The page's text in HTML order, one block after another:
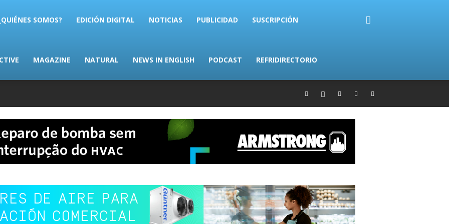
SOMOS? EDICIÓN DIGITAL NOTICIAS PUBLICIDAD SUSCRIPCIÓN
MAGAZINE NATURAL NEWS IN ENGLISH PODCAST REFRIDIRECTORIO